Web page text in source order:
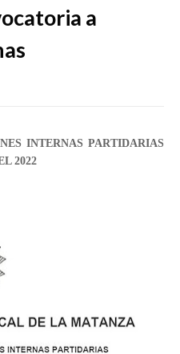
a
INTERNAS PARTIDARIAS
2022